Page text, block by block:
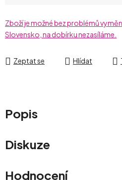
Zboží je možné bez problémů
Slovensko, na dobírku nezasíláme.
Zeptat se Hlídat
Popis
Diskuze
Hodnocení